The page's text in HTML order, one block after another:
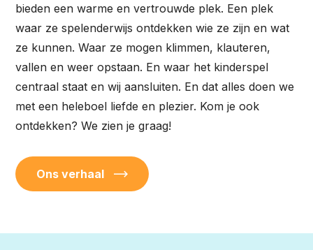
bieden een warme en vertrouwde plek. Een plek
waar ze spelenderwijs ontdekken wie ze zijn en wat
ze kunnen. Waar ze mogen klimmen, klauteren,
vallen en weer opstaan. En waar het kinderspel
centraal staat en wij aansluiten. En dat alles doen we
met een heleboel liefde en plezier. Kom je ook
ontdekken? We zien je graag!
Ons verhaal